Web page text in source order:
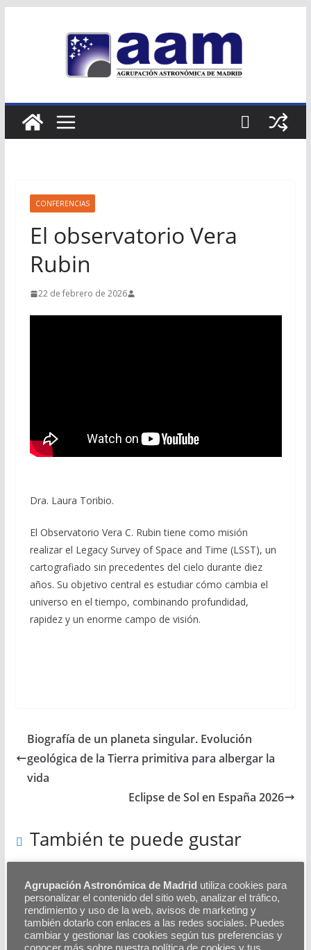
CONFERENCIAS
El observatorio Vera
Rubin
22 de febrero de 2026
Dra. Laura Toribio.
El Observatorio Vera C. Rubin tiene como misión
realizar el Legacy Survey of Space and Time (LSST), un
cartografiado sin precedentes del cielo durante diez
años. Su objetivo central es estudiar cómo cambia el
universo en el tiempo, combinando profundidad,
rapidez y un enorme campo de visión.
Biografía de un planeta singular. Evolución
geológica de la Tierra primitiva para albergar la
vida
Eclipse de Sol en España 2026
También te puede gustar
Historia de la Astronomía en Madrid I
Como perdió sus estrellas
Agrupación Astronómica de Madrid utiliza cookies para
personalizar el contenido del sitio web, analizar el tráfico,
rendimiento y uso de la web, avisos de marketing y
también dotarlo con enlaces a las redes sociales. Puedes
cambiar y gestionar las cookies según tus preferencias y
conocer más sobre nuestra política de cookies y tus